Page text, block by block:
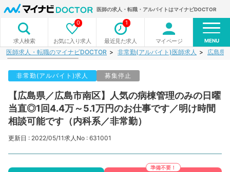
医師の求人・転職・アルバイトはマイナビDOCTOR
求人検索 お気に入り求人
0
最近見た求人
1
マイページ MENU
医師求人・転職のマイナビDOCTOR 非常勤(アルバイト)医師求人 広島県
非常勤(アルバイト)求人 募集停止
【広島県／広島市南区】人気の病棟管理のみの日曜
当直◎1回4.4万～5.1万円のお仕事です／明け時間
相談可能です（内科系／非常勤）
更新日 : 2022/05/11求人No : 631001